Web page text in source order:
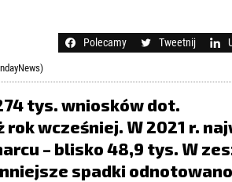
Polecamy Tweetnij
tys. wniosków dot.
wcześniej. W 2021 r.
– blisko 48,9 tys. W
spadki